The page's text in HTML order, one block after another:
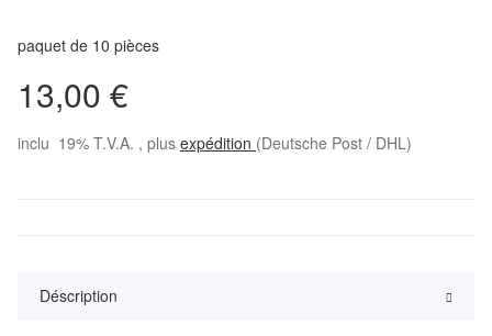
paquet de 10 pièces
13,00 €
inclu 19% T.V.A. , plus expédition (Deutsche Post / DHL)
Déscription